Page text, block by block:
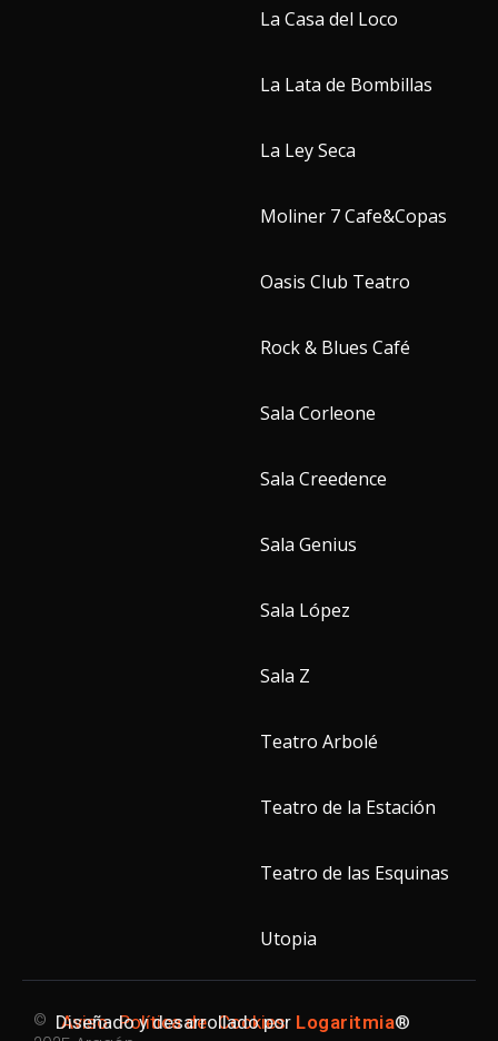
La Casa del Loco
La Lata de Bombillas
La Ley Seca
Moliner 7 Cafe&Copas
Oasis Club Teatro
Rock & Blues Café
Sala Corleone
Sala Creedence
Sala Genius
Sala López
Sala Z
Teatro Arbolé
Teatro de la Estación
Teatro de las Esquinas
Utopia
©
Aviso Política de Cookies
Diseñado y desarrollado por Logaritmia®